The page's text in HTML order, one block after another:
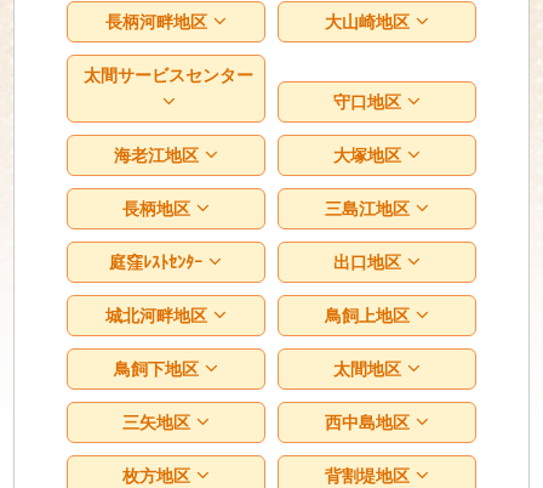
長柄河畔地区 大山崎地区
太間サービスセンター
守口地区
海老江地区 大塚地区
長柄地区 三島江地区
庭窪ﾚｽﾄｾﾝﾀｰ 出口地区
城北河畔地区 鳥飼上地区
鳥飼下地区 太間地区
三矢地区 西中島地区
枚方地区 背割堤地区